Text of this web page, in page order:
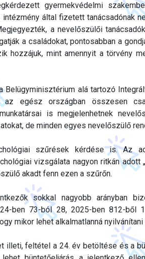
gyermekvédelmi
intézmény által fizetett tanácsadónak
a nevelőszülői
a családokat, pontosabban a
hozzájuk, mint amennyit a törvény
Belügyminisztérium alá tartozó
az egész országban összesen
is megjelenhetnek
de minden egyes nevelőszülő
szűrések kérdése is. Az
vizsgálata nagyon ritkán adott
akadt fenn ezen a szűrőn.
sokkal nagyobb arányban
ben 73-ból 28, 2025-ben 812-
mikor lehet alkalmatlanná
illeti, feltétel a 24. év betöltése és a